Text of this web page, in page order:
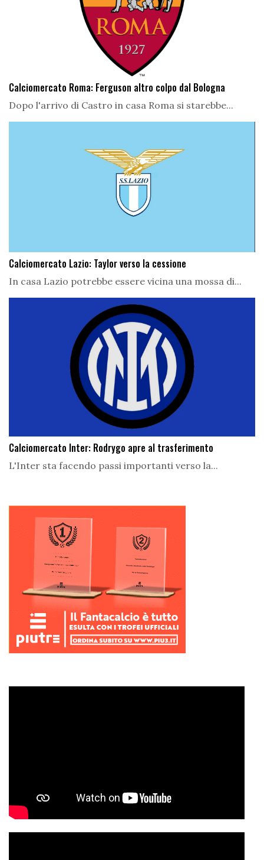
Calciomercato Roma: Ferguson altro colpo dal Bologna
Dopo l'arrivo di Castro in casa Roma si starebbe...
Calciomercato Lazio: Taylor verso la cessione
In casa Lazio potrebbe essere vicina una mossa di...
Calciomercato Inter: Rodrygo apre al trasferimento
L'Inter sta facendo passi importanti verso la...